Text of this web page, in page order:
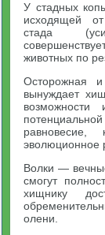
У стадных
исходящей от
стада
животных по
Осторожная
вынуждает
равновесие,
эволюционное
Волки —
смогут
хищнику
олени.